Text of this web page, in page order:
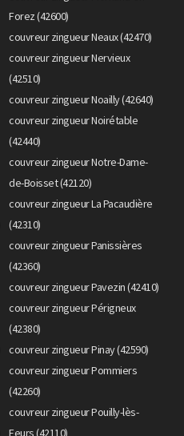
Forez (42600)
couvreur zingueur Neaux (42470)
couvreur zingueur Nervieux
(42510)
couvreur zingueur Noailly (42640)
couvreur zingueur Noirétable
(42440)
couvreur zingueur Notre-Dame-
de-Boisset (42120)
couvreur zingueur La Pacaudière
(42310)
couvreur zingueur Panissières
(42360)
couvreur zingueur Pavezin (42410)
couvreur zingueur Périgneux
(42380)
couvreur zingueur Pinay (42590)
couvreur zingueur Pommiers
(42260)
couvreur zingueur Pouilly-lès-
Feurs (42110)